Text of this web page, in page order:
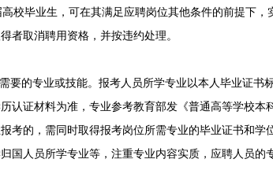
毕业生，可在其满足应聘岗位其他条件的前提下，
者取消聘用资格，并按违约处理。
的专业或技能。报考人员所学专业以本人毕业证书
认证材料为准，专业参考教育部发《普通高等学校本
考的，需同时取得报考岗位所需专业的毕业证书和学
国人员所学专业等，注重专业内容实质，应聘人员的